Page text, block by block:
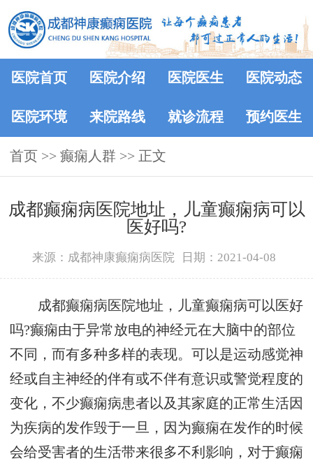
医院首页 医院介绍 医院医生 医院动态
医院环境 来院路线 就诊流程 预约医生
首页 >> 癫痫人群 >> 正文
成都癫痫病医院地址，儿童癫痫病可以
医好吗?
来源：成都神康癫痫病医院 日期：2021-04-08
成都癫痫病医院地址，儿童癫痫病可以医好
吗?癫痫由于异常放电的神经元在大脑中的部位
不同，而有多种多样的表现。可以是运动感觉神
经或自主神经的伴有或不伴有意识或警觉程度的
变化，不少癫痫病患者以及其家庭的正常生活因
为疾病的发作毁于一旦，因为癫痫在发作的时候
会给受害者的生活带来很多不利影响，对于癫痫